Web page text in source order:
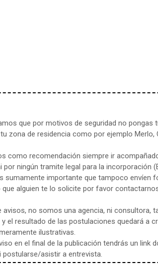
que por motivos de seguridad no pongas
zona de residencia como por ejemplo Merlo,
como recomendación siempre ir
por ningún tramite legal para la incorporación
sumamente importante que tampoco envíen
alguien te lo solicite por favor
no somos una agencia, ni consultora,
el resultado de las postulaciones quedará a
ilustrativas.
en el final de la publicación tendrás un link
asistir a entrevista.